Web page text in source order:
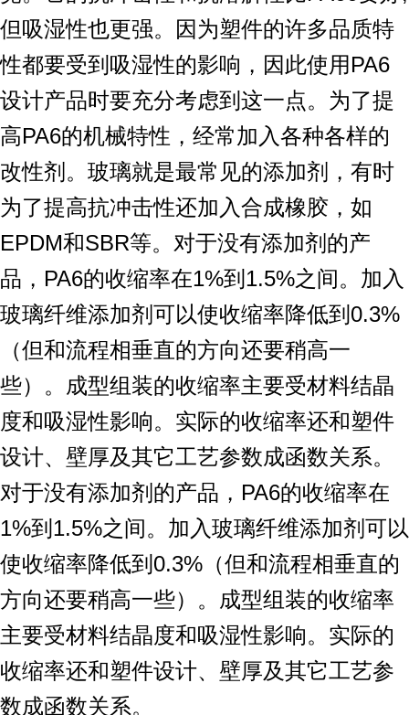
但吸湿性也更强。因为塑件的许多品质特
性都要受到吸湿性的影响，因此使用PA6
设计产品时要充分考虑到这一点。为了提
高PA6的机械特性，经常加入各种各样的
改性剂。玻璃就是最常见的添加剂，有时
为了提高抗冲击性还加入合成橡胶，如
EPDM和SBR等。对于没有添加剂的产
品，PA6的收缩率在1%到1.5%之间。加入
玻璃纤维添加剂可以使收缩率降低到0.3%
（但和流程相垂直的方向还要稍高一
些）。成型组装的收缩率主要受材料结晶
度和吸湿性影响。实际的收缩率还和塑件
设计、壁厚及其它工艺参数成函数关系。
对于没有添加剂的产品，PA6的收缩率在
1%到1.5%之间。加入玻璃纤维添加剂可以
使收缩率降低到0.3%（但和流程相垂直的
方向还要稍高一些）。成型组装的收缩率
主要受材料结晶度和吸湿性影响。实际的
收缩率还和塑件设计、壁厚及其它工艺参
数成函数关系。